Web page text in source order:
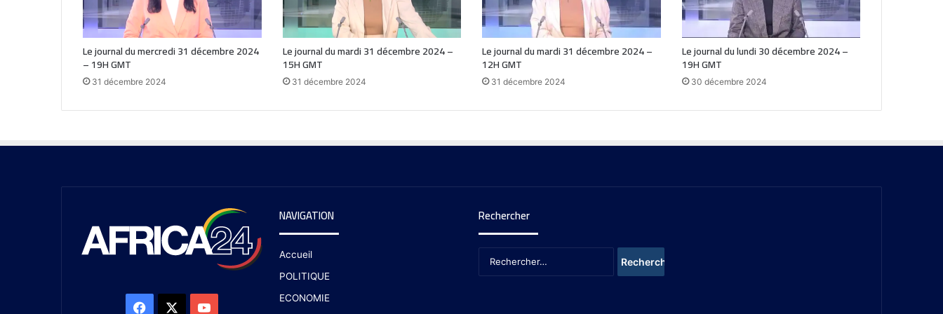
Le journal du mercredi 31 décembre 2024
– 19H GMT
31 décembre 2024
Le journal du mardi 31 décembre 2024 –
15H GMT
31 décembre 2024
Le journal du mardi 31 décembre 2024 –
12H GMT
31 décembre 2024
Le journal du lundi 30 décembre 2024 –
19H GMT
30 décembre 2024
NAVIGATION
Accueil
POLITIQUE
ECONOMIE
Rechercher